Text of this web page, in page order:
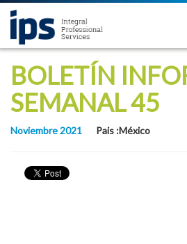
BOLETÍN
SEMANAL 45
Noviembre 2021 Pais :México